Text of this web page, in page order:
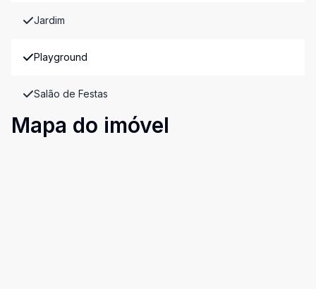
Jardim
Playground
Salão de Festas
Mapa do imóvel